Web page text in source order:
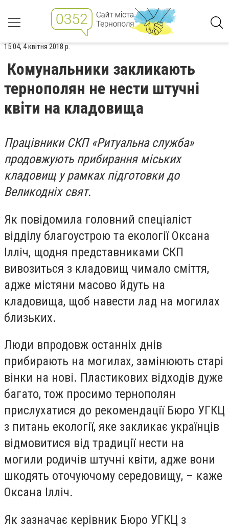
15:04, 4 квітня 2018 р.
Комунальники закликають
тернополян не нести штучні
квіти на кладовища
Працівники СКП «Ритуальна служба»
продовжують прибирання міських
кладовищ у рамках підготовки до
Великодніх свят.
Як повідомила головний спеціаліст
відділу благоустрою та екології Оксана
Ілліч, щодня представниками СКП
вивозиться з кладовищ чимало сміття,
адже містяни масово йдуть на
кладовища, щоб навести лад на могилах
близьких.
Люди впродовж останніх днів
прибирають на могилах, замінюють старі
вінки на нові. Пластикових відходів дуже
багато, тож просимо тернополян
прислухатися до рекомендації Бюро УГКЦ
з питань екології, яке закликає українців
відмовитися від традиції нести на
могили родичів штучні квіти, адже вони
шкодять оточуючому середовищу, – каже
Оксана Ілліч.
Як зазначає керівник Бюро УГКЦ з